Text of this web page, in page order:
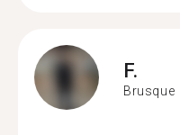
F.
Brusque